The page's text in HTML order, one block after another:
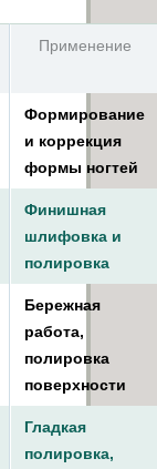
Применение
Формирование
и коррекция
формы ногтей
Финишная
шлифовка и
полировка
Бережная
работа,
полировка
поверхности
Гладкая
полировка,